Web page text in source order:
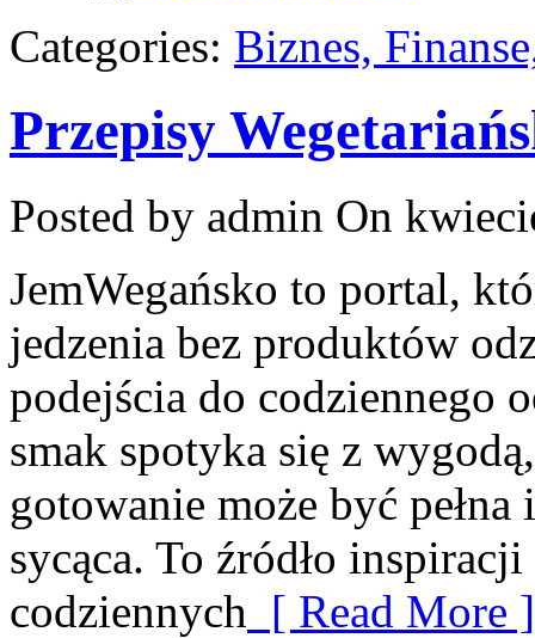
Categories: Biznes,
Przepisy
Posted by admin On
JemWegańsko to portal,
jedzenia bez produktów
podejścia do codziennego
smak spotyka się z
gotowanie może być
sycąca. To źródło
codziennych [ Read More ]